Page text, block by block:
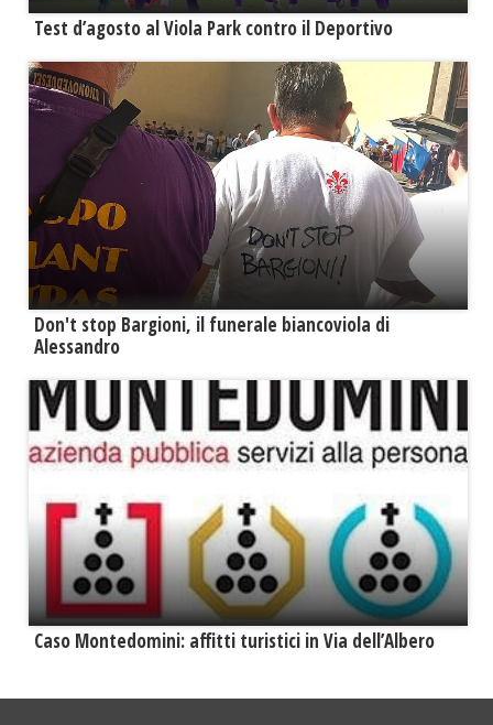
Test d’agosto al Viola Park contro il Deportivo
Don't stop Bargioni, il funerale biancoviola di
Alessandro
Caso Montedomini: affitti turistici in Via dell’Albero